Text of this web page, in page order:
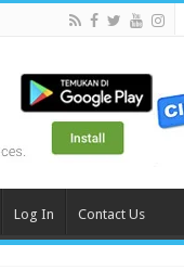
Log In Contact Us